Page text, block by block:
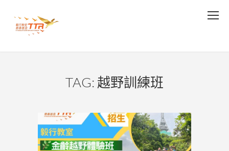
TAG: 越野訓練班